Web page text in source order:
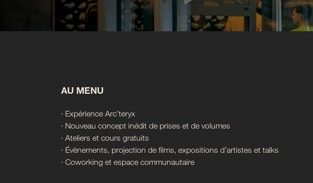
AU MENU
∙ Expérience Arc’teryx
∙ Nouveau concept inédit de prises et de volumes
∙ Ateliers et cours gratuits
∙ Évènements, projection de films, expositions d’artistes et talks
∙ Coworking et espace communautaire